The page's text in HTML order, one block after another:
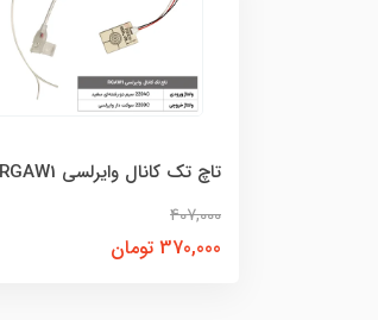
تاچ تک کانال وایرلسی RGAW1
407,000
370,000 تومان